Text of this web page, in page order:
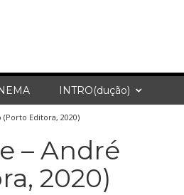
INTRO(dução)
Editora, 2020)
– André
2020)